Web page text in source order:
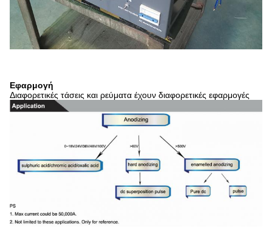
Εφαρμογή
Διαφορετικές τάσεις και ρεύματα έχουν διαφορετικές εφαρμογές